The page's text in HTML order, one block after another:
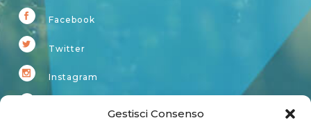
Gestisci Consenso
Facebook
Twitter
Instagram